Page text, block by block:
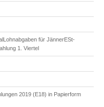
für JännerESt-
1. Viertel
2019 (E18) in Papierform